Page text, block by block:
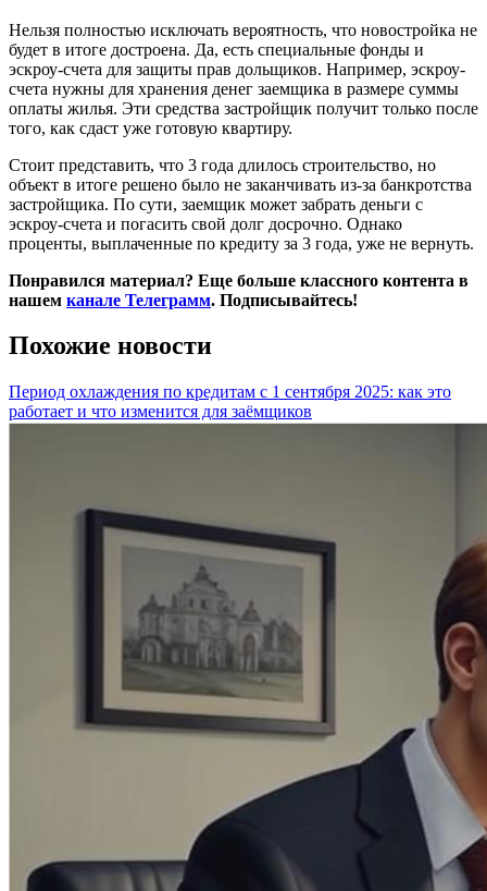
Нельзя полностью исключать вероятность, что новостройка не
будет в итоге достроена. Да, есть специальные фонды и
эскроу-счета для защиты прав дольщиков. Например, эскроу-
счета нужны для хранения денег заемщика в размере суммы
оплаты жилья. Эти средства застройщик получит только после
того, как сдаст уже готовую квартиру.
Стоит представить, что 3 года длилось строительство, но
объект в итоге решено было не заканчивать из-за банкротства
застройщика. По сути, заемщик может забрать деньги с
эскроу-счета и погасить свой долг досрочно. Однако
проценты, выплаченные по кредиту за 3 года, уже не вернуть.
Понравился материал? Еще больше классного контента в
нашем канале Телеграмм. Подписывайтесь!
Похожие новости
Период охлаждения по кредитам с 1 сентября 2025: как это
работает и что изменится для заёмщиков